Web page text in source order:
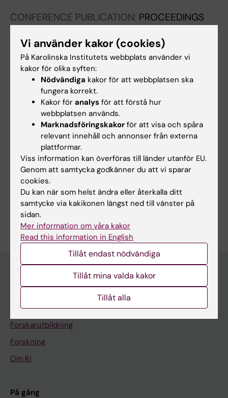
CONFERENCE PUBLICATION: PROCEEDINGS
OPTICAL ENGINEERING.2015;9418:941805-
941805-8-941805
What makes 'big data' different from 'regular
data' within radiology? The easiest answer:
when it no longer fits into Excel!
Lindsköld L; Alvfeldt G; Wintell M
Forskningsområden:
Radiologi och bildbehandling
Systemvetenskap, informationssystem och informatik
(Samhällsvetenskapliga aspekter under 50804)
Är du Gustav Alvfeldt?
Redigera din profil
Huvudmeny
Utbildning
Forskarutbildning
Forskning
Om KI
På gång
Vi använder kakor (cookies)
På Karolinska Institutets webbplats använder vi
kakor för olika syften:
Nödvändiga kakor för att webbplatsen ska
fungera korrekt.
Kakor för analys för att förstå hur
webbplatsen används.
Marknadsföringskakor för att visa och spåra
relevant innehåll och annonser från externa
plattformar.
Viss information kan överföras till länder utanför EU.
Genom att samtycka godkänner du att vi sparar
cookies.
Du kan när som helst ändra eller återkalla ditt
samtycke via kakikonen längst ned till vänster på
sidan.
Mer information om våra kakor
Read this information in English
Tillåt endast nödvändiga
Tillåt mina valda kakor
Tillåt alla